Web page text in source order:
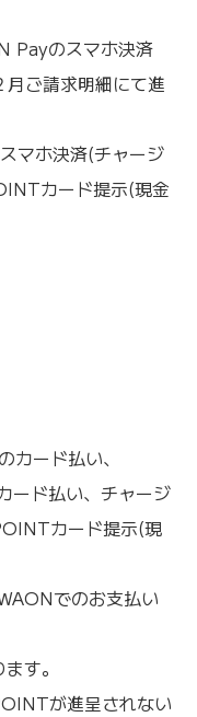
Payのスマホ決済
ご請求明細にて進
マホ決済(チャージ
カード提示(現金
ード払い、
ード払い、チャージ
カード提示(現
でのお支払い
す。
が進呈されない